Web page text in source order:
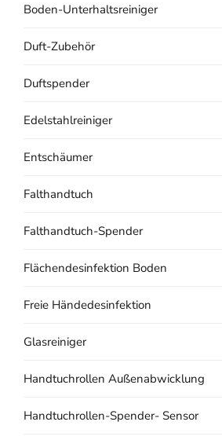
Boden-Unterhaltsreiniger
Duft-Zubehör
Duftspender
Edelstahlreiniger
Entschäumer
Falthandtuch
Falthandtuch-Spender
Flächendesinfektion Boden
Freie Händedesinfektion
Glasreiniger
Handtuchrollen Außenabwicklung
Handtuchrollen-Spender- Sensor